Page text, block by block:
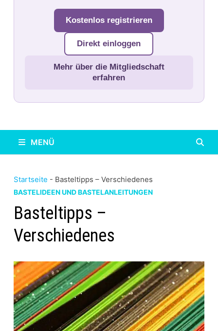
Kostenlos registrieren
Direkt einloggen
Mehr über die Mitgliedschaft
erfahren
MENÜ
Startseite - Basteltipps – Verschiedenes
BASTELIDEEN UND BASTELANLEITUNGEN
Basteltipps –
Verschiedenes